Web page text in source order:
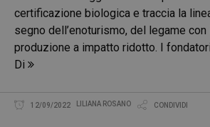
certificazione biologica e traccia la
segno dell’enoturismo, del legame
produzione a impatto ridotto. I
Di
12/09/2022 LILIANA ROSANO CONDIVIDI